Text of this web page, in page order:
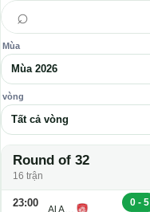
⌕
Mùa
Mùa 2026
vòng
Tất cả vòng
Round of 32
16 trận
23:00
Al Arabi SC
0 - 5